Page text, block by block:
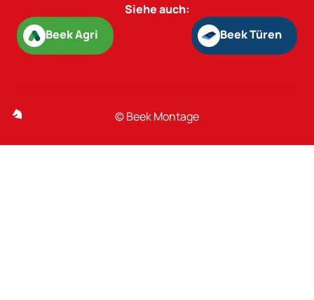
© Beek Montage
Siehe auch:
Beek Agri
Beek Türen